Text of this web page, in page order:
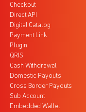
Checkout
Direct API
Digital Catalog
Payment Link
Plugin
QRIS
Cash Withdrawal
Domestic Payouts
Cross Border Payouts
Sub Account
Embedded Wallet